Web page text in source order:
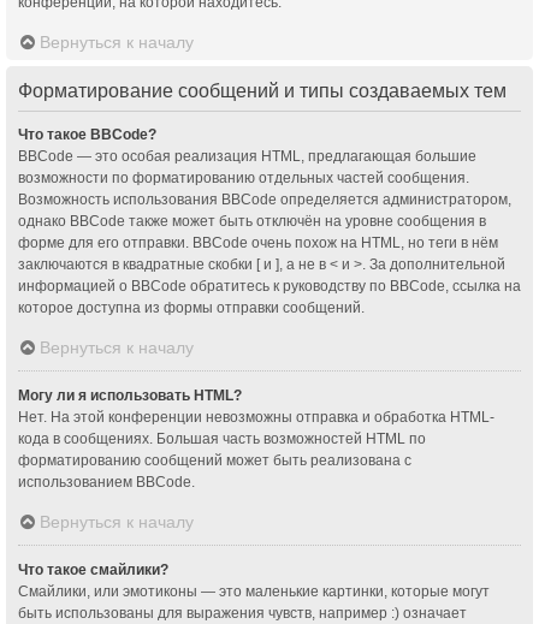
Вернуться к началу
Форматирование сообщений и типы создаваемых тем
Что такое BBCode?
BBCode — это особая реализация HTML, предлагающая большие
возможности по форматированию отдельных частей сообщения.
Возможность использования BBCode определяется администратором,
однако BBCode также может быть отключён на уровне сообщения в
форме для его отправки. BBCode очень похож на HTML, но теги в нём
заключаются в квадратные скобки [ и ], а не в < и >. За дополнительной
информацией о BBCode обратитесь к руководству по BBCode, ссылка на
которое доступна из формы отправки сообщений.
Вернуться к началу
Могу ли я использовать HTML?
Нет. На этой конференции невозможны отправка и обработка HTML-
кода в сообщениях. Большая часть возможностей HTML по
форматированию сообщений может быть реализована с
использованием BBCode.
Вернуться к началу
Что такое смайлики?
Смайлики, или эмотиконы — это маленькие картинки, которые могут
быть использованы для выражения чувств, например :) означает